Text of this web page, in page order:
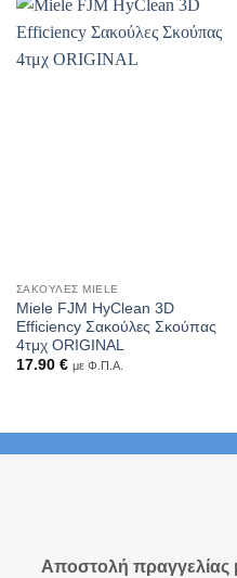
ΣΑΚΟΎΛΕΣ MIELE
Miele FJM HyClean 3D
Efficiency Σακούλες Σκούπας
4τμχ ORIGINAL
17.90 € με Φ.Π.Α.
Αποστολή πραγγελίας